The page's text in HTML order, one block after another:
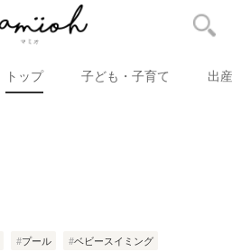
トップ 子ども・子育て 出
プール ベビースイミング